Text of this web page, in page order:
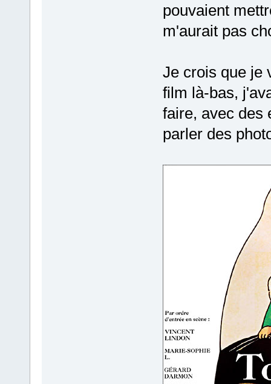
pouvaient
m'aurait pas
Je crois que je
film là-bas,
faire, avec des
parler des